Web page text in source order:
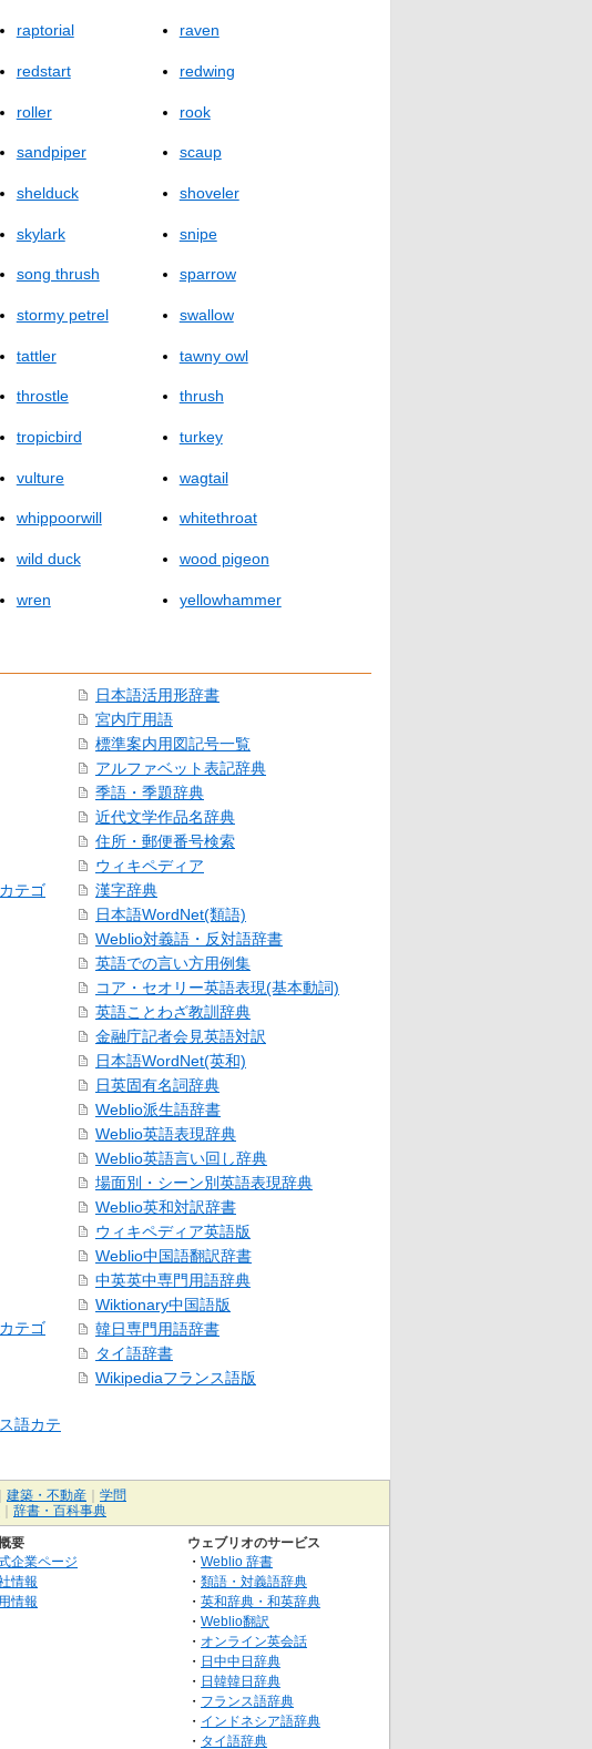
raptorial raven
redstart redwing
roller rook
sandpiper scaup
shelduck shoveler
skylark snipe
song thrush sparrow
stormy petrel swallow
tattler tawny owl
throstle thrush
tropicbird turkey
vulture wagtail
whippoorwill whitethroat
wild duck wood pigeon
wren yellowhammer
テゴ
テゴ
語カテ
日本語活用形辞書
宮内庁用語
標準案内用図記号一覧
アルファベット表記辞典
季語・季題辞典
近代文学作品名辞典
住所・郵便番号検索
ウィキペディア
漢字辞典
日本語WordNet(類語)
Weblio対義語・反対語辞書
英語での言い方用例集
コア・セオリー英語表現(基本動詞)
英語ことわざ教訓辞典
金融庁記者会見英語対訳
日本語WordNet(英和)
日英固有名詞辞典
Weblio派生語辞書
Weblio英語表現辞典
Weblio英語言い回し辞典
場面別・シーン別英語表現辞典
Weblio英和対訳辞書
ウィキペディア英語版
Weblio中国語翻訳辞書
中英英中専門用語辞典
Wiktionary中国語版
韓日専門用語辞書
タイ語辞書
Wikipediaフランス語版
建築・不動産
学問
辞書・百科事典
要
企業ページ
情報
情報
ウェブリオのサービス
・ Weblio 辞書
・ 類語・対義語辞典
・ 英和辞典・和英辞典
・ Weblio翻訳
・ オンライン英会話
・ 日中中日辞典
・ 日韓韓日辞典
・ フランス語辞典
・ インドネシア語辞典
・ タイ語辞典